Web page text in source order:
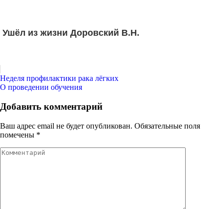
Ушёл из жизни Доровский В.Н.
Навигация
по
записям
Неделя профилактики рака лёгких
О проведении обучения
Добавить комментарий
Ваш адрес email не будет опубликован. Обязательные поля
помечены *
Комментарий